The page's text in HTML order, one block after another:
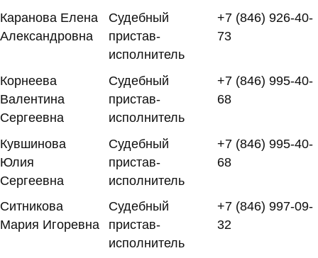
Каранова Елена
Александровна
Судебный
пристав-
исполнитель
+7 (846) 926-40-
73
Корнеева
Валентина
Сергеевна
Судебный
пристав-
исполнитель
+7 (846) 995-40-
68
Кувшинова
Юлия
Сергеевна
Судебный
пристав-
исполнитель
+7 (846) 995-40-
68
Ситникова
Мария Игоревна
Судебный
пристав-
исполнитель
+7 (846) 997-09-
32